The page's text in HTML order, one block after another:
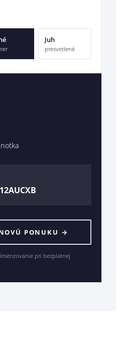
Juh
presvetlené
PONUKU →
pri bezplatnej